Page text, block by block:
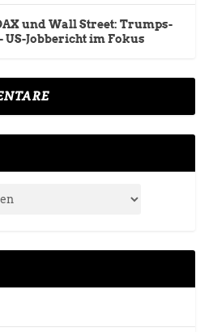
und Wall Street: Trumps-
Jobbericht im Fokus